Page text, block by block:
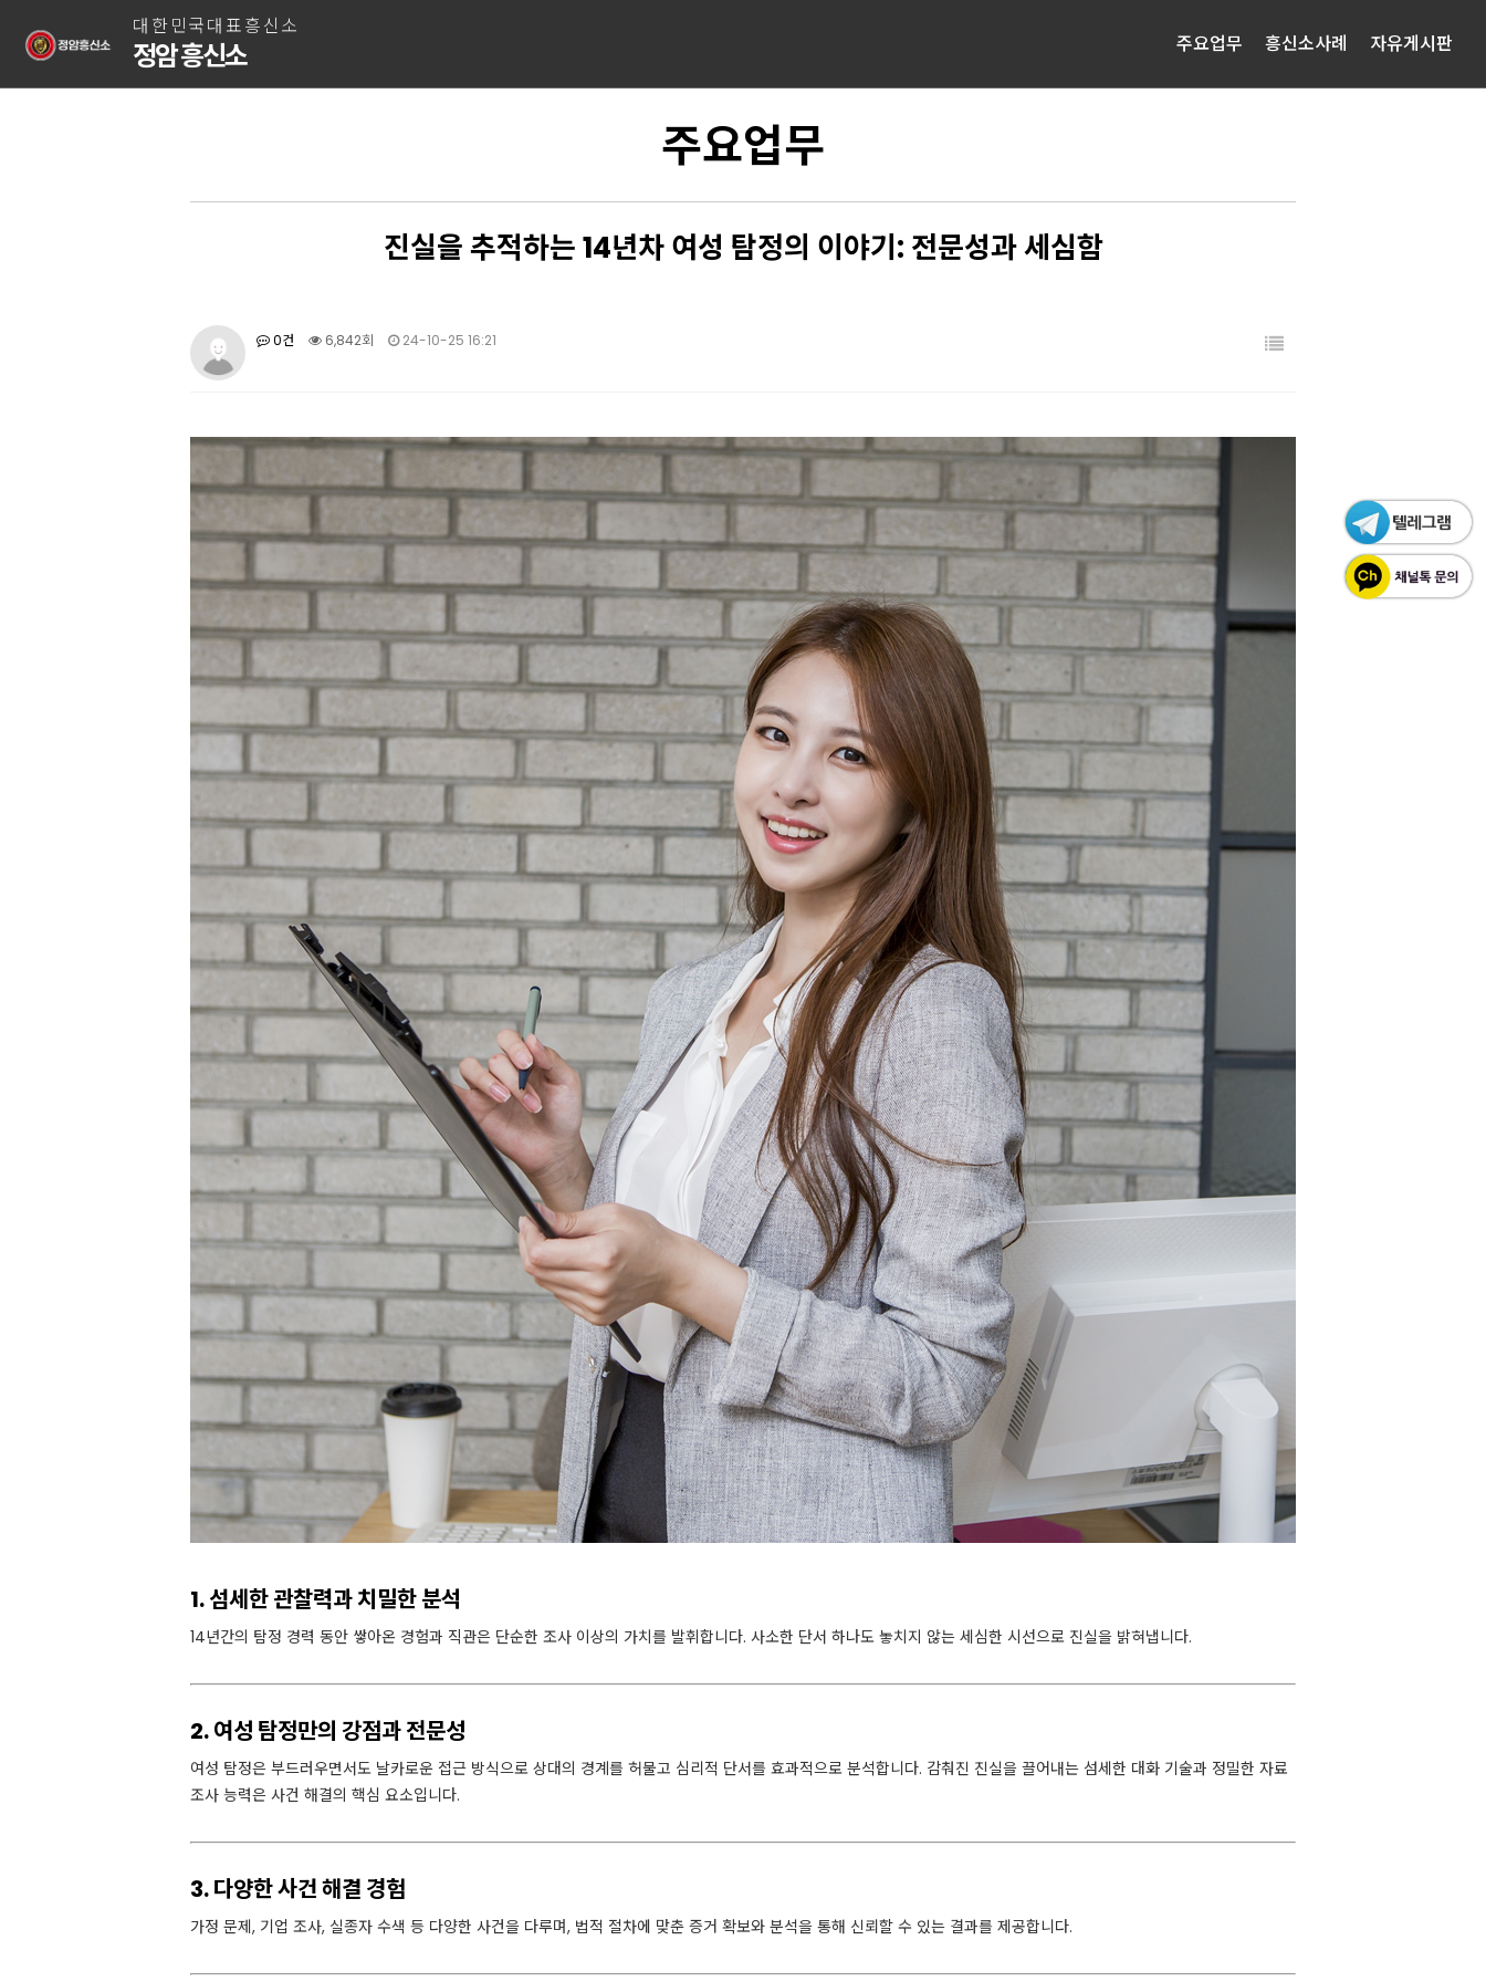
대한민국대표흥신소
정암 흥신소 주요업무 흥신소사례 자유게시판
주요업무
진실을 추적하는 14년차 여성 탐정의 이야기: 전문성과 세심함
0건 6,842회 24-10-25 16:21
1. 섬세한 관찰력과 치밀한 분석
14년간의 탐정 경력 동안 쌓아온 경험과 직관은 단순한 조사 이상의 가치를 발휘합니다. 사소한 단서 하나도 놓치지 않는 세심한 시선으로 진실을 밝혀냅니다.
2. 여성 탐정만의 강점과 전문성
여성 탐정은 부드러우면서도 날카로운 접근 방식으로 상대의 경계를 허물고 심리적 단서를 효과적으로 분석합니다. 감춰진 진실을 끌어내는 섬세한 대화 기술과 정밀한 자료
조사 능력은 사건 해결의 핵심 요소입니다.
3. 다양한 사건 해결 경험
가정 문제, 기업 조사, 실종자 수색 등 다양한 사건을 다루며, 법적 절차에 맞춘 증거 확보와 분석을 통해 신뢰할 수 있는 결과를 제공합니다.